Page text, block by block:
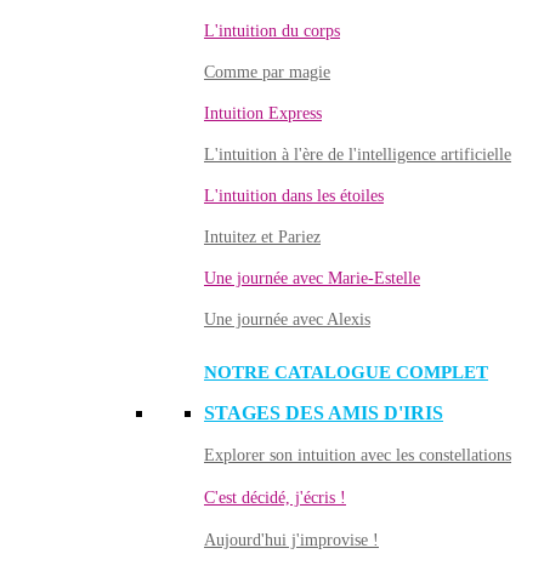
L'intuition du corps
Comme par magie
Intuition Express
L'intuition à l'ère de l'intelligence artificielle
L'intuition dans les étoiles
Intuitez et Pariez
Une journée avec Marie-Estelle
Une journée avec Alexis
NOTRE CATALOGUE COMPLET
STAGES DES AMIS D'IRIS
Explorer son intuition avec les constellations
C'est décidé, j'écris !
Aujourd'hui j'improvise !